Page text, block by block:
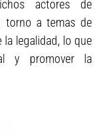
actores de
torno a temas de
legalidad, lo que
y promover la